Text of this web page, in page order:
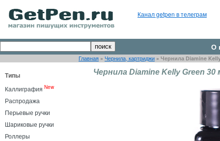
Канал getpen в телеграм
О
Главная » Чернила, картриджи » Чернила Diamine
Типы
Каллиграфия New
Распродажа
Перьевые ручки
Шариковые ручки
Роллеры
Чернила Diamine Kelly Green 30